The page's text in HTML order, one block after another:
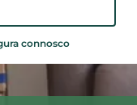
connosco